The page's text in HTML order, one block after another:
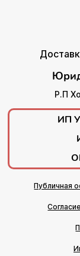
Р.П
ИП
Публичная